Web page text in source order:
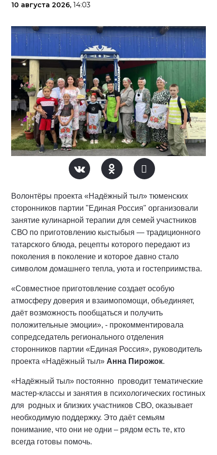
10 августа 2026, 14:03
Волонтёры проекта «Надёжный тыл» тюменских
сторонников партии "Единая Россия" организовали
занятие кулинарной терапии для семей участников
СВО по приготовлению кыстыбыя — традиционного
татарского блюда, рецепты которого передают из
поколения в поколение и которое давно стало
символом домашнего тепла, уюта и гостеприимства.
«Совместное приготовление создает особую
атмосферу доверия и взаимопомощи, объединяет,
даёт возможность пообщаться и получить
положительные эмоции», - прокомментировала
сопредседатель регионального отделения
сторонников партии «Единая Россия», руководитель
проекта «Надёжный тыл» Анна Пирожок.
«Надёжный тыл» постоянно проводит тематические
мастер-классы и занятия в психологических гостиных
для родных и близких участников СВО, оказывает
необходимую поддержку. Это даёт семьям
понимание, что они не одни – рядом есть те, кто
всегда готовы помочь.